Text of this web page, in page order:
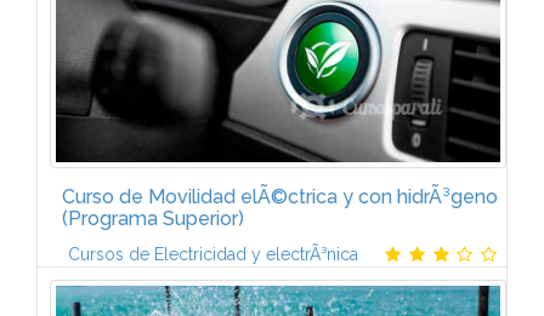
Curso de Movilidad elÃ©ctrica y con hidrÃ³geno
(Programa Superior)
Cursos de Electricidad y electrÃ³nica
El Curso Superior en Movilidad ElÃ©ctrica y con